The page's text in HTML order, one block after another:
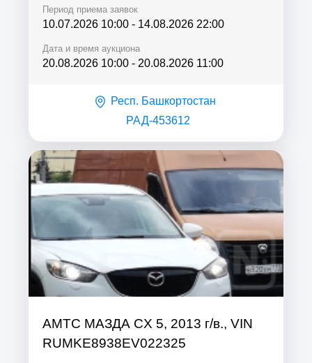
Период приема заявок
10.07.2026 10:00 - 14.08.2026 22:00
Дата и время аукциона
20.08.2026 10:00 - 20.08.2026 11:00
Респ. Башкортостан
РАД-453612
АМТС МАЗДА CX 5, 2013 г/в., VIN
RUMKE8938EV022325